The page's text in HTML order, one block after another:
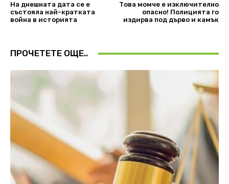
На днешната дата се е
състояла най-кратката
война в историята
Това момче е изключително
опасно! Полицията го
издирва под дърво и камък
ПРОЧЕТЕТЕ ОЩЕ..